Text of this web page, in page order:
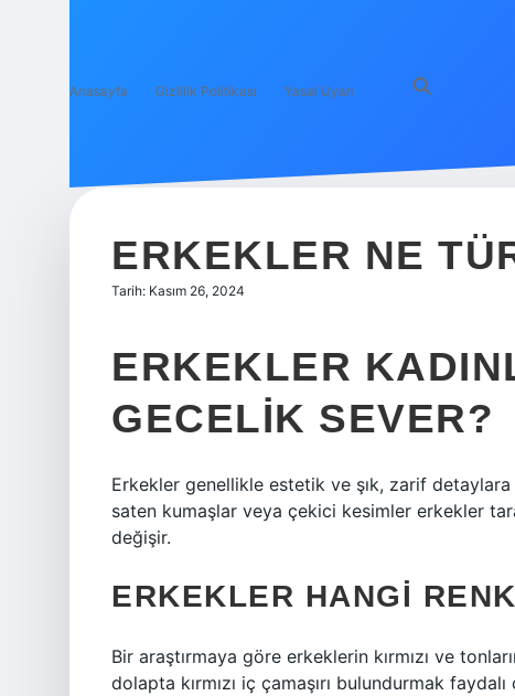
Anasayfa Gizlilik Politikası Yasal Uyarı
ERKEKLER NE
Tarih: Kasım 26, 2024
ERKEKLER
GECELIK SEVER?
Erkekler genellikle estetik ve şık, zarif
saten kumaşlar veya çekici kesimler erkekler
değişir.
ERKEKLER HANGI
Bir araştırmaya göre erkeklerin kırmızı ve
dolapta kırmızı iç çamaşırı bulundurmak faydalı